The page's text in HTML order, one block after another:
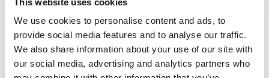
We use cookies to personalise content and ads, to
provide social media features and to analyse our traffic.
We also share information about your use of our site with
our social media, advertising and analytics partners who
Kustannusarvio (sis. 12 % mahdollisen
lisätyökustannuksen) on tälle asunnolle arviolta 22 900
euroa. Lainaosuuksia ei ole vielä jaettu.